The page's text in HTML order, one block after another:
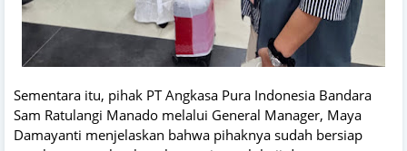
Sementara itu, pihak PT Angkasa Pura Indonesia Bandara
Sam Ratulangi Manado melalui General Manager, Maya
Damayanti menjelaskan bahwa pihaknya sudah bersiap